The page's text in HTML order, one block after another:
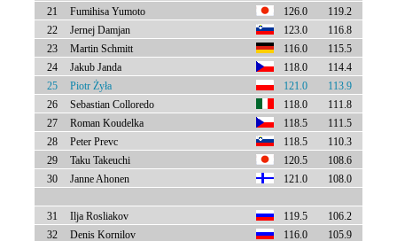
21
Fumihisa Yumoto 126.0
119.2
22
Jernej Damjan 123.0
116.8
23
Martin Schmitt 116.0
115.5
24
Jakub Janda 118.0
114.4
25
Piotr Żyła 121.0
113.9
26
Sebastian Colloredo 118.0
111.8
27
Roman Koudelka 118.5
111.5
28
Peter Prevc 118.5
110.3
29
Taku Takeuchi 120.5
108.6
30
Janne Ahonen 121.0 108.0
31 Ilja Rosliakov 119.5
106.2
32
Denis Kornilov 116.0 105.9